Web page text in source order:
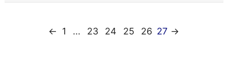
← 1 ... 23 24 25 26 27 →